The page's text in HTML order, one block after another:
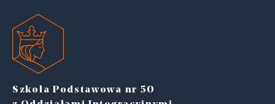
Szkoła Podstawowa nr 50